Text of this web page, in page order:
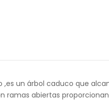
un árbol caduco que
ramas abiertas